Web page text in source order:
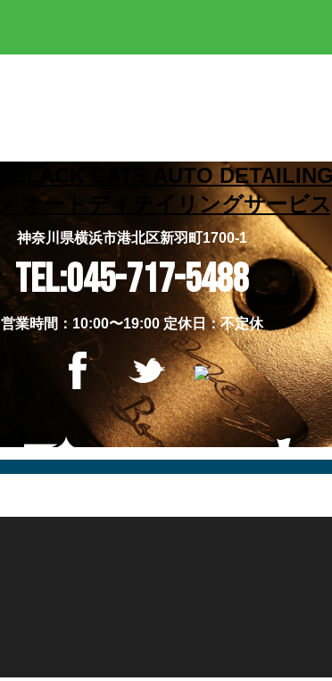
神奈川県横浜市港北区新羽町1700-1
TEL:045-717-5488
営業時間：10:00〜19:00 定休日：不定休